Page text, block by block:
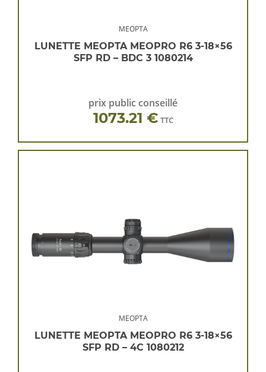
MEOPTA
LUNETTE MEOPTA MEOPRO R6 3-18×56
SFP RD – BDC 3 1080214
prix public conseillé
1073.21 € TTC
MEOPTA
LUNETTE MEOPTA MEOPRO R6 3-18×56
SFP RD – 4C 1080212